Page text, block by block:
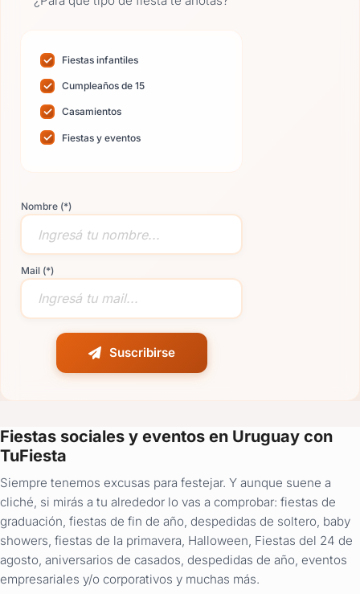
Fiestas infantiles
Cumpleaños de 15
Casamientos
Fiestas y eventos
Nombre (*)
Mail (*)
Suscribirse
Fiestas sociales y eventos en Uruguay con
TuFiesta
Siempre tenemos excusas para festejar. Y aunque suene a
cliché, si mirás a tu alrededor lo vas a comprobar: fiestas de
graduación, fiestas de fin de año, despedidas de soltero, baby
showers, fiestas de la primavera, Halloween, Fiestas del 24 de
agosto, aniversarios de casados, despedidas de año, eventos
empresariales y/o corporativos y muchas más.